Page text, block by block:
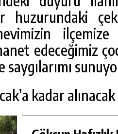
huzurundaki
edeceğimiz
saygılarımı
kadar alınacak